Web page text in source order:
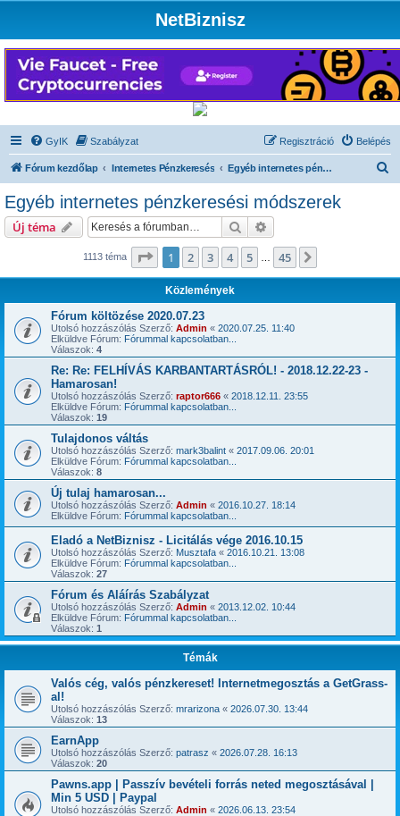
NetBiznisz
GyIK Szabályzat Belépés
Regisztráció
Fórum kezdőlap Internetes Pénzkeresés Egyéb internetes pénzkeresési módszerek
Egyéb internetes pénzkeresési módszerek
Új téma Keresés
1113 téma Oldal:1 45
1 2 3 4 5 45
Közlemények
Fórum költözése 2020.07.23
Utolsó hozzászólás Szerző: Admin « 2020.07.25. 11:40
Elküldve Fórum: Fórummal kapcsolatban...
Válaszok: 4
Re: Re: FELHÍVÁS KARBANTARTÁSRÓL! - 2018.12.22-23 -
Hamarosan!
Utolsó hozzászólás Szerző: raptor666 « 2018.12.11. 23:55
Elküldve Fórum: Fórummal kapcsolatban...
Válaszok: 19
Tulajdonos váltás
Utolsó hozzászólás Szerző: mark3balint « 2017.09.06. 20:01
Elküldve Fórum: Fórummal kapcsolatban...
Válaszok: 8
Új tulaj hamarosan...
Utolsó hozzászólás Szerző: Admin « 2016.10.27. 18:14
Elküldve Fórum: Fórummal kapcsolatban...
Eladó a NetBiznisz - Licitálás vége 2016.10.15
Utolsó hozzászólás Szerző: Musztafa « 2016.10.21. 13:08
Elküldve Fórum: Fórummal kapcsolatban...
Válaszok: 27
Fórum és Aláírás Szabályzat
Utolsó hozzászólás Szerző: Admin « 2013.12.02. 10:44
Elküldve Fórum: Fórummal kapcsolatban...
Válaszok: 1
Témák
Valós cég, valós pénzkereset! Internetmegosztás a GetGrass-
al!
Utolsó hozzászólás Szerző: mrarizona « 2026.07.30. 13:44
Válaszok: 13
EarnApp
Utolsó hozzászólás Szerző: patrasz « 2026.07.28. 16:13
Válaszok: 20
Pawns.app | Passzív bevételi forrás neted megosztásával |
Min 5 USD | Paypal
Utolsó hozzászólás Szerző: Admin « 2026.06.13. 23:54